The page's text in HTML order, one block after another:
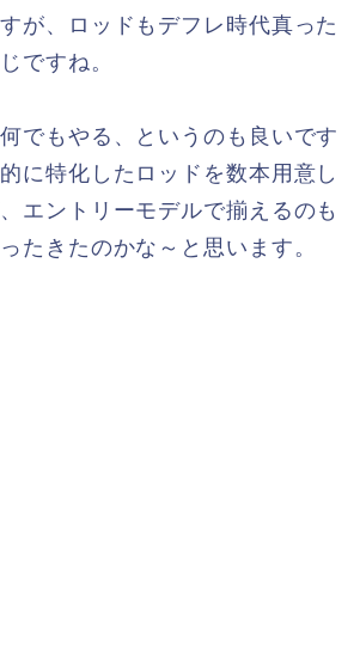
が、ロッドもデフレ時代真った
ですね。
でもやる、というのも良いです
に特化したロッドを数本用意し
エントリーモデルで揃えるのも
たきたのかな～と思います。